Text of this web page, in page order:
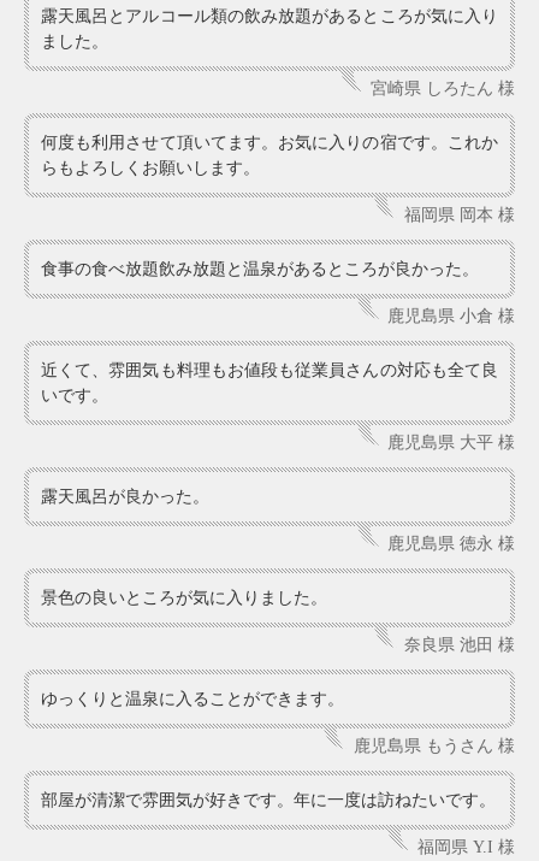
露天風呂とアルコール類の飲み放題があるところが気に入り
ました。
宮崎県 しろたん 様
何度も利用させて頂いてます。お気に入りの宿です。これか
らもよろしくお願いします。
福岡県 岡本 様
食事の食べ放題飲み放題と温泉があるところが良かった。
鹿児島県 小倉 様
近くて、雰囲気も料理もお値段も従業員さんの対応も全て良
いです。
鹿児島県 大平 様
露天風呂が良かった。
鹿児島県 徳永 様
景色の良いところが気に入りました。
奈良県 池田 様
ゆっくりと温泉に入ることができます。
鹿児島県 もうさん 様
部屋が清潔で雰囲気が好きです。年に一度は訪ねたいです。
福岡県 Y.I 様